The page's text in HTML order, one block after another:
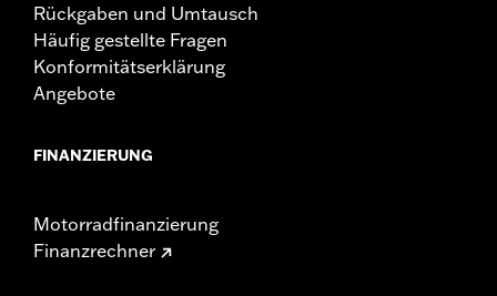
Rückgaben und Umtausch
Häufig gestellte Fragen
Konformitätserklärung
Angebote
FINANZIERUNG
Motorradfinanzierung
Finanzrechner